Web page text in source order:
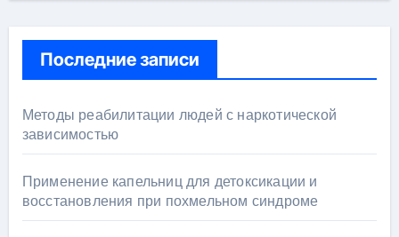
Последние записи
Методы реабилитации людей с наркотической
зависимостью
Применение капельниц для детоксикации и
восстановления при похмельном синдроме